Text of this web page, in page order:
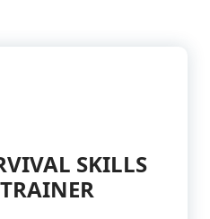
SKILLS